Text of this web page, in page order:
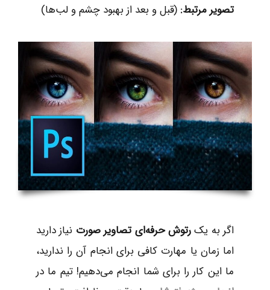
تصویر مرتبط: (قبل و بعد از بهبود چشم و لب‌ها)
اگر به یکرتوش حرفه‌ای تصاویر صورت نیاز دارید
اما زمان یا مهارت کافی برای انجام آن را ندارید،
ما این کار را برای شما انجام می‌دهیم! تیم ما در